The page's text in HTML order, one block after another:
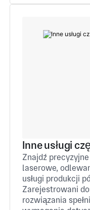
Inne usługi
Znajdź
laserowe,
usługi produkcji
Zarejestrowani
rozwiązania